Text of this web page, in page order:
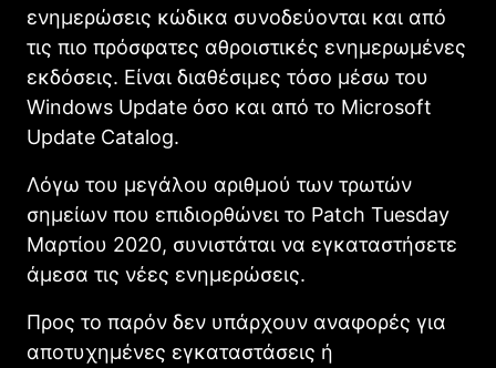
ενημερώσεις κώδικα συνοδεύονται και από
τις πιο πρόσφατες αθροιστικές ενημερωμένες
εκδόσεις. Είναι διαθέσιμες τόσο μέσω του
Windows Update όσο και από το Microsoft
Update Catalog.
Λόγω του μεγάλου αριθμού των τρωτών
σημείων που επιδιορθώνει το Patch Tuesday
Μαρτίου 2020, συνιστάται να εγκαταστήσετε
άμεσα τις νέες ενημερώσεις.
Προς το παρόν δεν υπάρχουν αναφορές για
αποτυχημένες εγκαταστάσεις ή